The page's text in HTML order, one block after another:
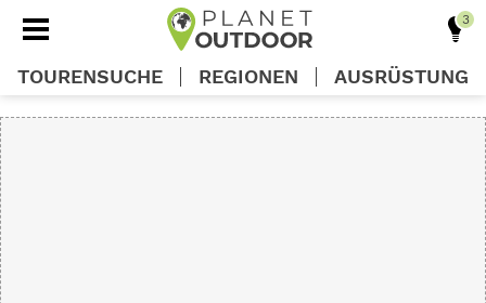
TOURENSUCHE REGIONEN AUSRÜSTUNG